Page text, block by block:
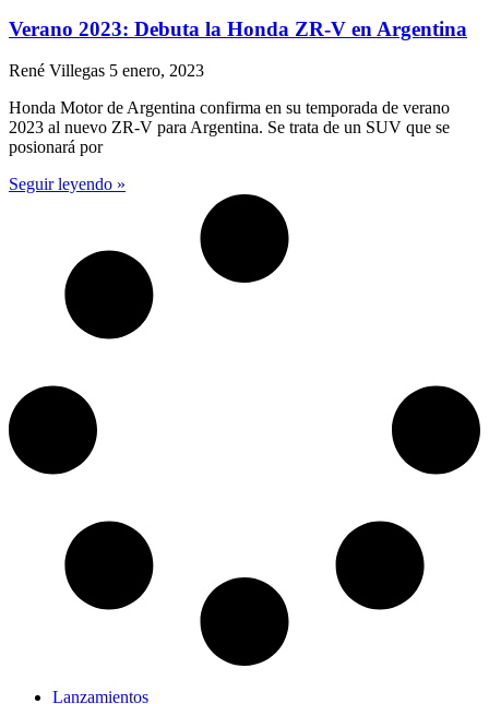
Verano 2023: Debuta la Honda ZR-V en Argentina
René Villegas 5 enero, 2023
Honda Motor de Argentina confirma en su temporada de verano
2023 al nuevo ZR-V para Argentina. Se trata de un SUV que se
posionará por
Seguir leyendo »
Lanzamientos